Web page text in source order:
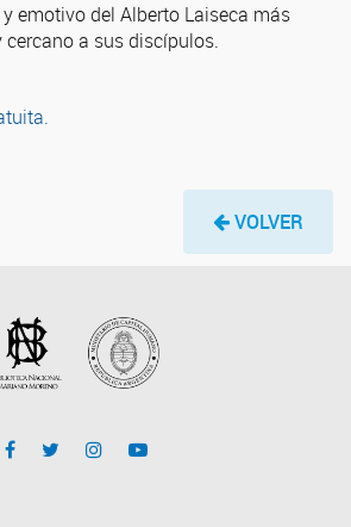
emotivo del Alberto Laiseca más
a sus discípulos.
VOLVER